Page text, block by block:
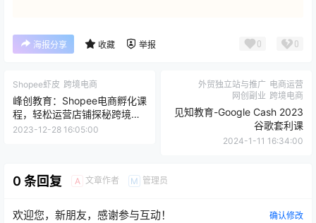
海报分享 收藏 举报 0 0
Shopee虾皮 跨境电商
峰创教育：Shopee电商孵化课
程，轻松运营店铺探秘跨境福
利
2023-12-28 16:05:00
外贸独立站与推广 电商运营
网创副业 跨境电商
见知教育-Google Cash 2023
谷歌套利课
2024-1-11 16:34:00
0 条回复 A 文章作者 M 管理员
欢迎您，新朋友，感谢参与互动！ 确认修改